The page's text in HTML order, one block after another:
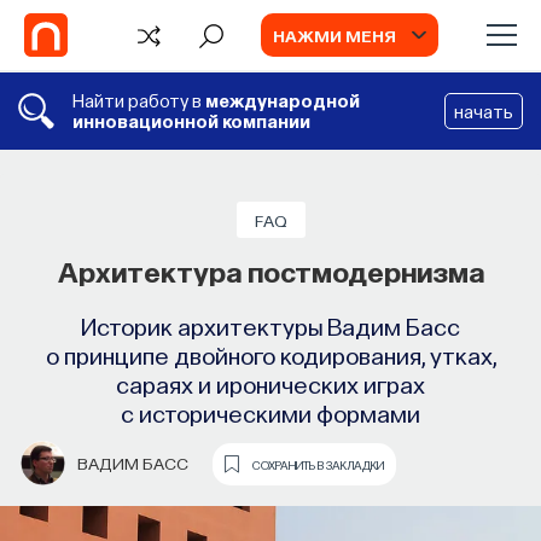
НАЖМИ МЕНЯ
Найти работу в международной
инновационной компании
начать
FAQ
Архитектура постмодернизма
Историк архитектуры Вадим Басс
о принципе двойного кодирования, утках,
сараях и иронических играх
с историческими формами
ВАДИМ БАСС СОХРАНИТЬ В ЗАКЛАДКИ
TV
ИИ в университете, цели